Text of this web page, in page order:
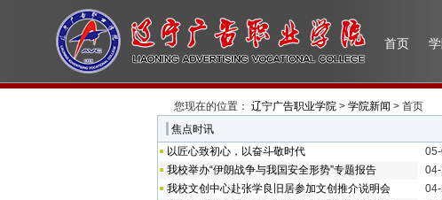
首页
您现在的位置： 辽宁广告职业学院 > 学院新闻 > 首页
焦点时讯
以匠心致初心，以奋斗敬时代
我校举办“伊朗战争与我国安全形势”专题报告
我校文创中心赴张学良旧居参加文创推介说明会